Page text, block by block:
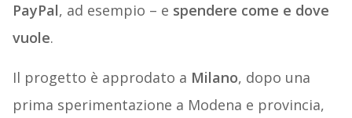
PayPal, ad esempio – e spendere come e dove
vuole.
Il progetto è approdato a Milano, dopo una
prima sperimentazione a Modena e provincia,